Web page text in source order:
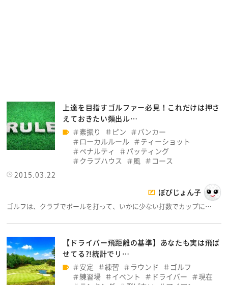
上達を目指すゴルファー必見！これだけは押さ
えておきたい頻出ル…
素振り
ピン
バンカー
ローカルルール
ティーショット
ペナルティ
パッティング
クラブハウス
風
コース
2015.03.22
ぼびじょん子
ゴルフは、クラブでボールを打って、いかに少ない打数でカップに…
【ドライバー飛距離の基準】あなたも実は飛ば
せてる?!統計でリ…
安定
練習 ラウンド
ゴルフ
練習場
イベント ドライバー
現在